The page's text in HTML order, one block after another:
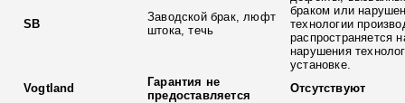
SB
Заводской брак, люфт
штока, течь
браком или
технологии
распространяется
нарушения
установке.
Vogtland
Гарантия не
предоставляется
Отсутствуют